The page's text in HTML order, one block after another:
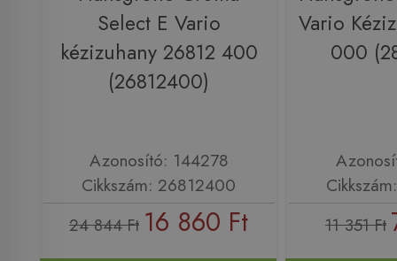
Select E Vario
kézizuhany 26812 400
(26812400)
Azonosító: 144278
Cikkszám: 26812400
24 844 Ft 16 860 Ft
Vario
000
11 351 Ft